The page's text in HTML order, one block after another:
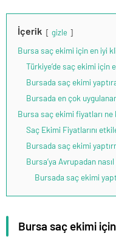
İçerik gizle
Bursa saç ekimi için en iyi
Türkiye’de saç ekimi
Bursada saç ekimi
Bursada en çok
Bursa saç ekimi fiyatları ne
Saç Ekimi Fiyatlarını
Bursada saç ekimi
Bursa’ya Avrupadan
Bursada saç ekimi
Bursa saç ekimi